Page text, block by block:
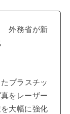
外務省が新
プラスチッ
をレーザー
大幅に強化